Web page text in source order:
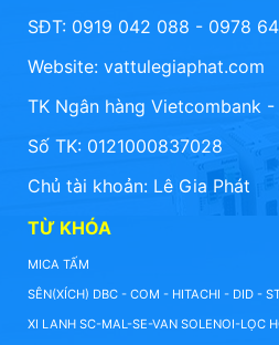
SĐT: 0919 042 088 - 0978
Website: vattulegiaphat.com
TK Ngân hàng Vietcombank
Số TK: 0121000837028
Chủ tài khoản: Lê Gia Phát
TỪ KHÓA
MICA TẤM
SÊN(XÍCH) DBC - COM - HITACHI - DID -
XI LANH SC-MAL-SE-VAN SOLENOI-LỌC